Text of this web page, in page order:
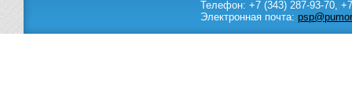
Телефон: +7 (343) 287-93-70,
Электронная почта: